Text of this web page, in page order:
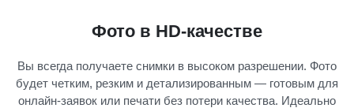
Фото в HD-качестве
Вы всегда получаете снимки в высоком разрешении. Фото
будет четким, резким и детализированным — готовым для
онлайн-заявок или печати без потери качества. Идеально